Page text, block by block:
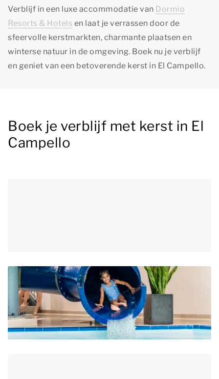
Verblijf in een luxe accommodatie van Dormio
Resorts & Hotels en laat je verrassen door de
sfeervolle kerstmarkten, charmante plaatsen en
winterse natuur in de omgeving. Boek nu je verblijf
en geniet van een betoverende kerst in El Campello.
Boek je verblijf met kerst in El
Campello